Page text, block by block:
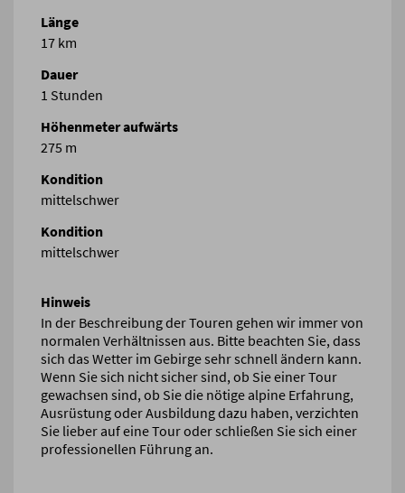
Länge
17 km
Dauer
1 Stunden
Höhenmeter aufwärts
275 m
Kondition
mittelschwer
Kondition
mittelschwer
Hinweis
In der Beschreibung der Touren gehen wir immer von
normalen Verhältnissen aus. Bitte beachten Sie, dass
sich das Wetter im Gebirge sehr schnell ändern kann.
Wenn Sie sich nicht sicher sind, ob Sie einer Tour
gewachsen sind, ob Sie die nötige alpine Erfahrung,
Ausrüstung oder Ausbildung dazu haben, verzichten
Sie lieber auf eine Tour oder schließen Sie sich einer
professionellen Führung an.